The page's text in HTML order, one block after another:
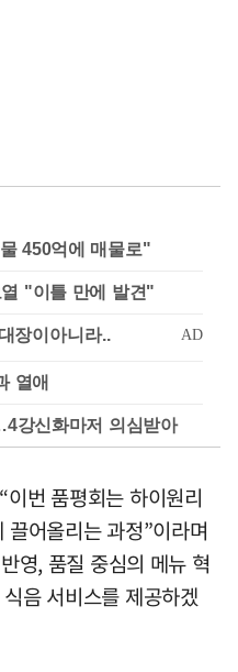
450억에 매물로"
"이틀 만에 발견"
열애
강신화마저 의심받아
번 품평회는 하이원리
어올리는 과정”이라며
영, 품질 중심의 메뉴 혁
음 서비스를 제공하겠